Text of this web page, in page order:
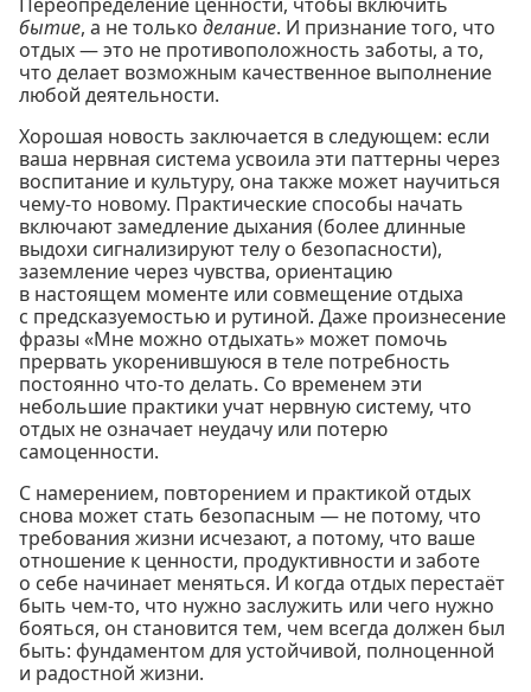
бытие, а не только делание. И признание того, что
отдых — это не противоположность заботы, а то,
что делает возможным качественное выполнение
любой деятельности.
Хорошая новость заключается в следующем: если
ваша нервная система усвоила эти паттерны через
воспитание и культуру, она также может научиться
чему-то новому. Практические способы начать
включают замедление дыхания (более длинные
выдохи сигнализируют телу о безопасности),
заземление через чувства, ориентацию
в настоящем моменте или совмещение отдыха
с предсказуемостью и рутиной. Даже произнесение
фразы «Мне можно отдыхать» может помочь
прервать укоренившуюся в теле потребность
постоянно что-то делать. Со временем эти
небольшие практики учат нервную систему, что
отдых не означает неудачу или потерю
самоценности.
С намерением, повторением и практикой отдых
снова может стать безопасным — не потому, что
требования жизни исчезают, а потому, что ваше
отношение к ценности, продуктивности и заботе
о себе начинает меняться. И когда отдых перестаёт
быть чем-то, что нужно заслужить или чего нужно
бояться, он становится тем, чем всегда должен был
быть: фундаментом для устойчивой, полноценной
и радостной жизни.